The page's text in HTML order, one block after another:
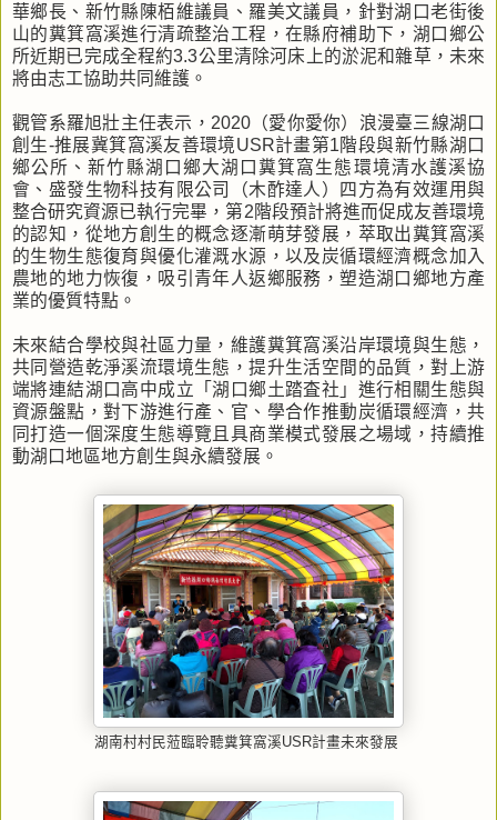
華鄉長、新竹縣陳栢維議員、羅美文議員，針對湖口老街後
山的糞箕窩溪進行清疏整治工程，在縣府補助下，湖口鄉公
所近期已完成全程約3.3公里清除河床上的淤泥和雜草，未來
將由志工協助共同維護。
觀管系羅旭壯主任表示，2020（愛你愛你）浪漫臺三線湖口
創生-推展冀箕窩溪友善環境USR計畫第1階段與新竹縣湖口
鄉公所、新竹縣湖口鄉大湖口糞箕窩生態環境清水護溪協
會、盛發生物科技有限公司（木酢達人）四方為有效運用與
整合研究資源已執行完畢，第2階段預計將進而促成友善環境
的認知，從地方創生的概念逐漸萌芽發展，萃取出糞箕窩溪
的生物生態復育與優化灌溉水源，以及炭循環經濟概念加入
農地的地力恢復，吸引青年人返鄉服務，塑造湖口鄉地方產
業的優質特點。
未來結合學校與社區力量，維護糞箕窩溪沿岸環境與生態，
共同營造乾淨溪流環境生態，提升生活空間的品質，對上游
端將連結湖口高中成立「湖口鄉土踏査社」進行相關生態與
資源盤點，對下游進行產、官、學合作推動炭循環經濟，共
同打造一個深度生態導覽且具商業模式發展之場域，持續推
動湖口地區地方創生與永續發展。
湖南村村民蒞臨聆聽糞箕窩溪USR計畫未來發展